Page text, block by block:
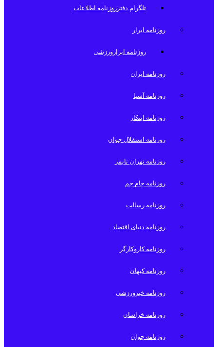
تلگرام دفترروزنامه اطلاعات
روزنامه ابرار
روزنامه ابرارورزشی
روزنامه ایران
روزنامه آسیا
روزنامه ابتکار
روزنامه استقلال جوان
روزنامه تهران تایمز
روزنامه جام جم
روزنامه رسالت
روزنامه دنیای اقتصاد
روزنامه کاروکارگر
روزنامه کیهان
روزنامه خبرورزشی
روزنامه خراسان
روزنامه جوان